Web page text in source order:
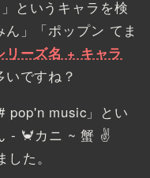
というキャラを検
」「ポップン てま
リーズ名 + キャラ
ですね？
pop'n music」とい
- 🦀カニ ~ 蟹 ✌
た。